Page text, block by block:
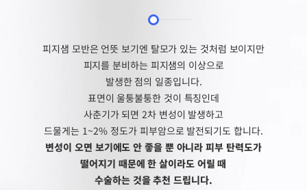
피지샘 모반은 언뜻 보기엔 탈모가 있는 것처럼 보이지만
피지를 분비하는 피지샘의 이상으로
발생한 점의 일종입니다.
표면이 울퉁불퉁한 것이 특징인데
사춘기가 되면 2차 변성이 발생하고
드물게는 1~2% 정도가 피부암으로 발전되기도 합니다.
변성이 오면 보기에도 안 좋을 뿐 아니라 피부 탄력도가
떨어지기 때문에 한 살이라도 어릴 때
수술하는 것을 추천 드립니다.